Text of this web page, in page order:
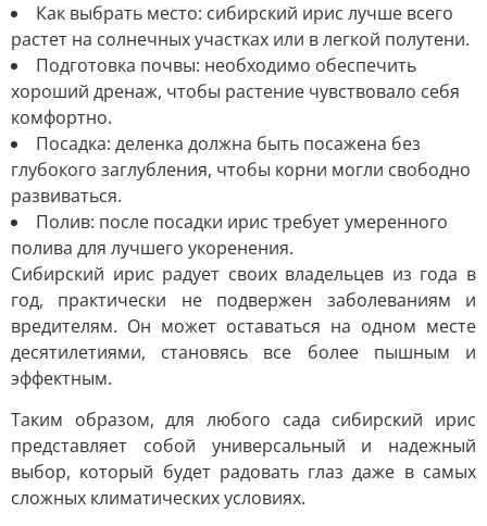
Как выбрать место: сибирский ирис лучше всего
растет на солнечных участках или в легкой полутени.
Подготовка почвы: необходимо обеспечить
хороший дренаж, чтобы растение чувствовало себя
комфортно.
Посадка: деленка должна быть посажена без
глубокого заглубления, чтобы корни могли свободно
развиваться.
Полив: после посадки ирис требует умеренного
полива для лучшего укоренения.
Сибирский ирис радует своих владельцев из года в
год, практически не подвержен заболеваниям и
вредителям. Он может оставаться на одном месте
десятилетиями, становясь все более пышным и
эффектным.
Таким образом, для любого сада сибирский ирис
представляет собой универсальный и надежный
выбор, который будет радовать глаз даже в самых
сложных климатических условиях.